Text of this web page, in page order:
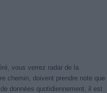
vous verrez radar de la
chemin, doivent prendre note que
données quotidiennement, il est